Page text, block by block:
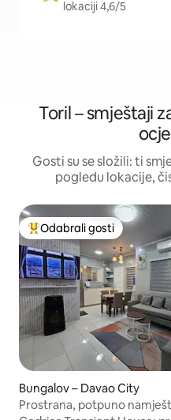
lokaciji 4,6/5
Toril – smještaji
Gosti su se složili: ti
pogledu lokacije,
Među najviše rangiranima
Odabrali gosti
Bungalov – Davao City
Prostrana, potpuno